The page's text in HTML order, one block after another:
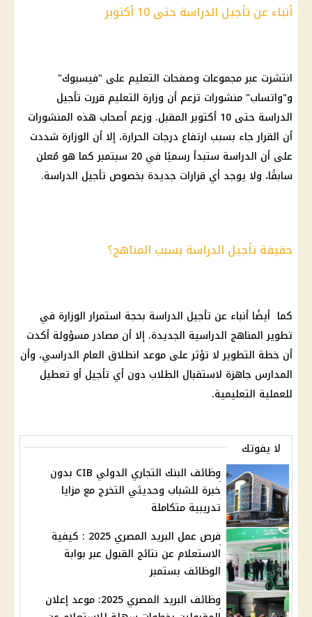
أنباء عن تأجيل الدراسة حتى 10 أكتوبر
انتشرت عبر مجموعات وصفحات التعليم على "فيسبوك"
و"واتساب" منشورات تزعم أن وزارة التعليم قررت تأجيل
الدراسة
حتى 10 أكتوبر المقبل. وزعم أصحاب هذه المنشورات
أن القرارجاء بسبب ارتفاع درجات الحرارة، إلا أن الوزارة شددت
على أن الدراسة
ستبدأ رسميًا في 20 سبتمبر كما هو مُعلن
سابقًا، ولا يوجد أي قرارات جديدة بخصوص تأجيل الدراسة.
حقيقة تأجيل الدراسة بسبب المناهج؟
كما أيضًا أنباء عن تأجيل الدراسة بحجة استمرار الوزارة في
تطوير المناهج الدراسية الجديدة. إلا أن مصادر مسؤولة أكدت
أن خطة التطوير لا تؤثر على موعد انطلاق العام الدراسي، وأن
المدارس جاهزة لاستقبال الطلاب دون أي تأجيل أو تعطيل
للعملية التعليمية.
لا يفوتك
وظائف البنك التجاري الدولي CIB بدون
خبرة للشباب وحديثي التخرج مع مزايا
تدريبية متكاملة
فرص عمل البريد المصري 2025 : كيفية
الاستعلام عن نتائج القبول عبر بوابة
الوظائف بستمبر
وظائف البريد المصري 2025: موعد إعلان